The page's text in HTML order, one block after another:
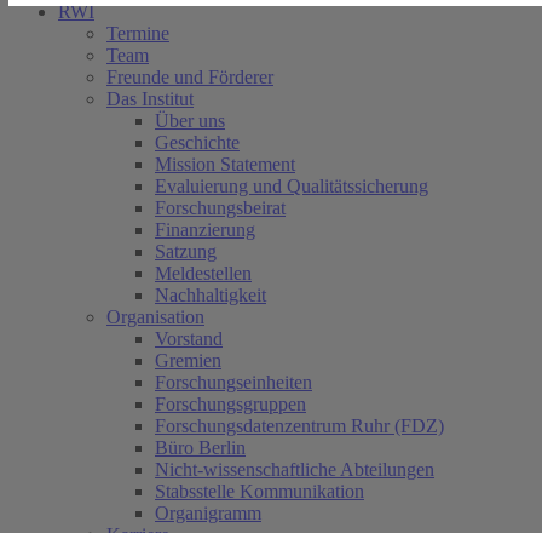
RWI
Termine
Team
Freunde und Förderer
Das Institut
Über uns
Geschichte
Mission Statement
Evaluierung und Qualitätssicherung
Forschungsbeirat
Finanzierung
Satzung
Meldestellen
Nachhaltigkeit
Organisation
Vorstand
Gremien
Forschungseinheiten
Forschungsgruppen
Forschungsdatenzentrum Ruhr (FDZ)
Büro Berlin
Nicht-wissenschaftliche Abteilungen
Stabsstelle Kommunikation
Organigramm